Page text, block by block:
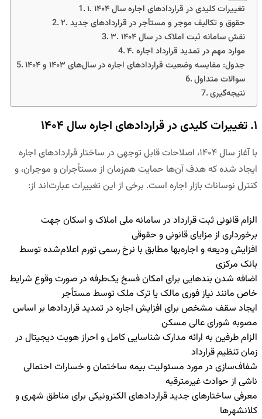
۱. تغییرات کلیدی در قراردادهای اجاره سال ۱۴۰۴
۲. حقوق و تکالیف موجر و مستأجر در قراردادهای جدید
۳. نقش سامانه ثبت املاک در سال ۱۴۰۴
۴. موارد مهم در تمدید قرارداد اجاره
جدول: مقایسه وضعیت قراردادهای اجاره در سال‌های ۱۴۰۳ و ۱۴۰۴
سوالات متداول
نتیجه‌گیری
۱. تغییرات کلیدی در قراردادهای اجاره سال ۱۴۰۴
با آغاز سال ۱۴۰۴، اصلاحات قابل توجهی در ساختار قراردادهای اجاره
ایجاد شده که هدف آن‌ها حمایت هم‌زمان از مستأجران و موجران، و
کنترل نوسانات بازار اجاره است. برخی از این تغییرات عبارت‌اند از:
الزام قانونی ثبت قرارداد در سامانه ملی املاک و اسکان جهت
برخورداری از مزایای قانونی و حقوقی
افزایش ودیعه و اجاره‌بها مطابق با نرخ رسمی تورم اعلام‌شده توسط
بانک مرکزی
اضافه شدن بندهایی برای امکان فسخ یک‌طرفه در صورت وقوع شرایط
خاص مانند نیاز فوری مالک یا ترک ملک توسط مستأجر
ایجاد سقف مشخص برای افزایش اجاره در تمدید قراردادها بر اساس
مصوبه شورای عالی مسکن
الزام طرفین به ارائه مدارک شناسایی کامل و احراز هویت دیجیتال در
زمان تنظیم قرارداد
شفاف‌سازی در مورد مسئولیت بیمه ساختمان و خسارات احتمالی
ناشی از حوادث غیرمترقبه
معرفی ساختارهای جدید قراردادهای الکترونیکی برای مناطق شهری و
کلانشهرها